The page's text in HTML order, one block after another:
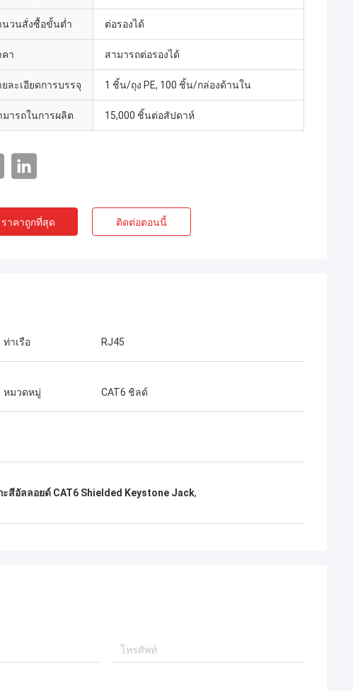
นวนสั่งซื้อขั้นต่ำ ต่อรองได้
คา สามารถต่อรองได้
ยละเอียดการบรรจุ 1 ชิ้น/ถุง PE, 100 ชิ้น/กล่องด้านใน
มารถในการผลิต 15,000 ชิ้นต่อสัปดาห์
ราคาถูกที่สุด ติดต่อตอนนี้
ท่าเรือ RJ45
หมวดหมู่ CAT6 ชิลด์
ะสีอัลลอยด์ CAT6 Shielded Keystone Jack,